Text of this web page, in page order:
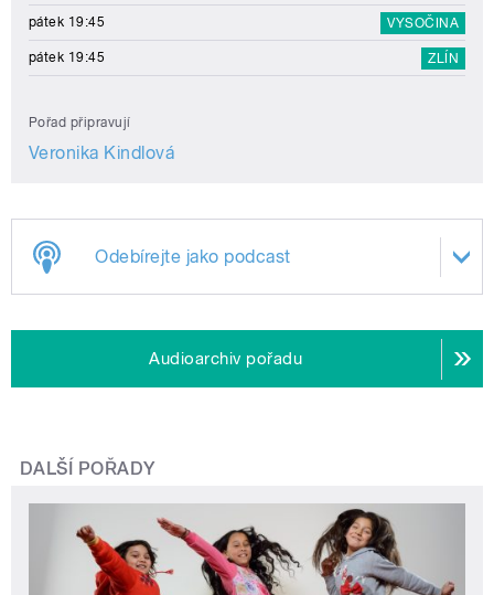
pátek 19:45 VYSOČINA
pátek 19:45 ZLÍN
Pořad připravují
Veronika Kindlová
Odebírejte jako podcast
Audioarchiv pořadu
DALŠÍ POŘADY